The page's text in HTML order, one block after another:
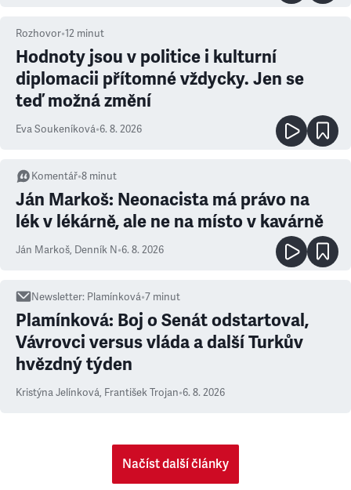
Rozhovor•12 minut
Hodnoty jsou v politice i kulturní
diplomacii přítomné vždycky. Jen se
teď možná změní
Eva Soukeníková•6. 8. 2026
Komentář•8 minut
Ján Markoš: Neonacista má právo na
lék v lékárně, ale ne na místo v kavárně
Ján Markoš, Denník N•6. 8. 2026
Newsletter: Plamínková•7 minut
Plamínková: Boj o Senát odstartoval,
Vávrovci versus vláda a další Turkův
hvězdný týden
Kristýna Jelínková, František Trojan•6. 8. 2026
Načíst další články